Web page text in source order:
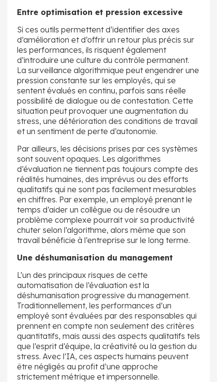
Entre optimisation et pression excessive
Si ces outils permettent d’identifier des axes
d’amélioration et d’offrir un retour plus précis sur
les performances, ils risquent également
d’introduire une culture du contrôle permanent.
La surveillance algorithmique peut engendrer une
pression constante sur les employés, qui se
sentent évalués en continu, parfois sans réelle
possibilité de dialogue ou de contestation. Cette
situation peut provoquer une augmentation du
stress, une détérioration des conditions de travail
et un sentiment de perte d’autonomie.
Par ailleurs, les décisions prises par ces systèmes
sont souvent opaques. Les algorithmes
d’évaluation ne tiennent pas toujours compte des
réalités humaines, des imprévus ou des efforts
qualitatifs qui ne sont pas facilement mesurables
en chiffres. Par exemple, un employé prenant le
temps d’aider un collègue ou de résoudre un
problème complexe pourrait voir sa productivité
chuter selon l’algorithme, alors même que son
travail bénéficie à l’entreprise sur le long terme.
Une déshumanisation du management
L’un des principaux risques de cette
automatisation de l’évaluation est la
déshumanisation progressive du management.
Traditionnellement, les performances d’un
employé sont évaluées par des responsables qui
prennent en compte non seulement des critères
quantitatifs, mais aussi des aspects qualitatifs tels
que l’esprit d’équipe, la créativité ou la gestion du
stress. Avec l’IA, ces aspects humains peuvent
être négligés au profit d’une approche
strictement métrique et impersonnelle.